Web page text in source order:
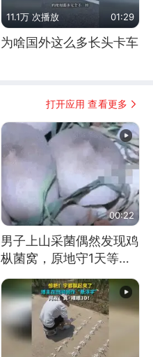
11.1万 次播放 01:29
为啥国外这么多长头卡车
打开应用 查看更多
00:22
男子上山采菌偶然发现鸡
枞菌窝，原地守1天等它
长大：挖了140多朵